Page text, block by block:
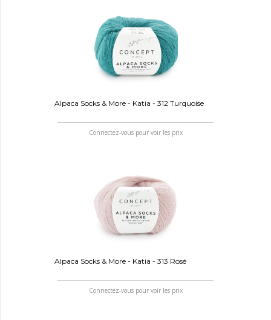
Alpaca Socks & More - Katia - 312 Turquoise
Connectez-vous pour voir les prix
Alpaca Socks & More - Katia - 313 Rosé
Connectez-vous pour voir les prix